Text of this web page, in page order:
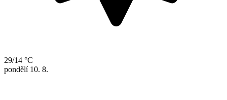
29/14 °C
pondělí 10. 8.